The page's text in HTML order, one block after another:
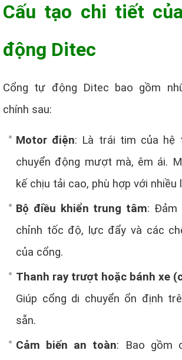
Cấu tạo chi tiết
động Ditec
Cổng tự động Ditec bao gồm
chính sau:
Motor điện: Là trái tim của hệ
chuyển động mượt mà, êm ái.
kế chịu tải cao, phù hợp với nhiều
Bộ điều khiển trung tâm: Đảm
chỉnh tốc độ, lực đẩy và các
của cổng.
Thanh ray trượt hoặc bánh xe
Giúp cổng di chuyển ổn định
sẵn.
Cảm biến an toàn: Bao gồm